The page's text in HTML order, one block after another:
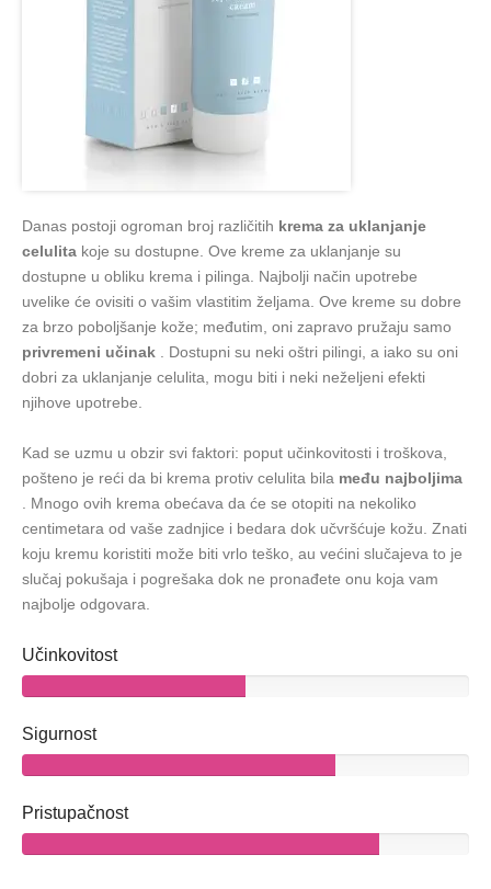
Danas postoji ogroman broj različitih krema za uklanjanje
celulita koje su dostupne. Ove kreme za uklanjanje su
dostupne u obliku krema i pilinga. Najbolji način upotrebe
uvelike će ovisiti o vašim vlastitim željama. Ove kreme su dobre
za brzo poboljšanje kože; međutim, oni zapravo pružaju samo
privremeni učinak . Dostupni su neki oštri pilingi, a iako su oni
dobri za uklanjanje celulita, mogu biti i neki neželjeni efekti
njihove upotrebe.
Kad se uzmu u obzir svi faktori: poput učinkovitosti i troškova,
pošteno je reći da bi krema protiv celulita bila među najboljima
. Mnogo ovih krema obećava da će se otopiti na nekoliko
centimetara od vaše zadnjice i bedara dok učvršćuje kožu. Znati
koju kremu koristiti može biti vrlo teško, au većini slučajeva to je
slučaj pokušaja i pogrešaka dok ne pronađete onu koja vam
najbolje odgovara.
Učinkovitost
Sigurnost
Pristupačnost